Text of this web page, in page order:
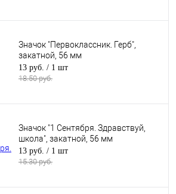
Значок "Первоклассник. Герб",
закатной, 56 мм
13 руб. / 1 шт
18.50 руб.
Значок "1 Сентября. Здравствуй,
школа", закатной, 56 мм
13 руб. / 1 шт
15.30 руб.